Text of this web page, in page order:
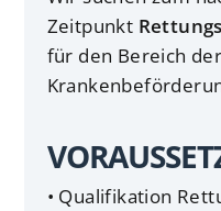
Zeitpunkt
für den Bereich
• Qualifikation